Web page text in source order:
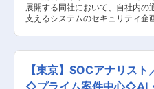
やすいので、仕事とプライベート
する環境です。 ■福利厚生： 家賃補助や家族手
す。 また、当社敷地内に体育館
サッカー場、テニスコート、天然
業務
ーム（ハードウェア/ソフトウェ
ビス）の企画、技術方針の策定、
・サイバーセキュリティ対策に関
育/訓練等の実施 ・上記案件に関
ト全般、ベンダーコントロール、
展開する同社において、自社内の
支えるシステムのセキュリティ企
どのセキュリティ部分の企画・設
管理等プロジェクトや運用をご担
た、社内システム全体のセキュリ
プランニング・分析・設計・構築
【東京】SOCアナリス
◇プライム案件中心◇AI